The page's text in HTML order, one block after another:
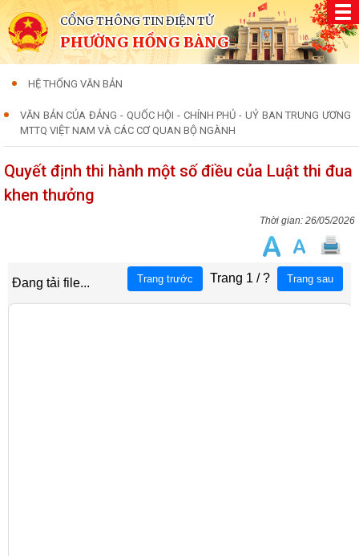
CỔNG THÔNG TIN ĐIỆN TỬ
PHƯỜNG HỒNG BÀNG
HỆ THỐNG VĂN BẢN
VĂN BẢN CỦA ĐẢNG - QUỐC HỘI - CHÍNH PHỦ - UỶ BAN TRUNG ƯƠNG
MTTQ VIỆT NAM VÀ CÁC CƠ QUAN BỘ NGÀNH
Quyết định thi hành một số điều của Luật thi đua
khen thưởng
26/05/2026